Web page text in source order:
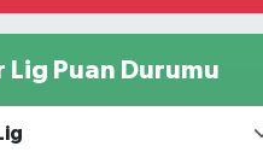
Lig Puan Durumu